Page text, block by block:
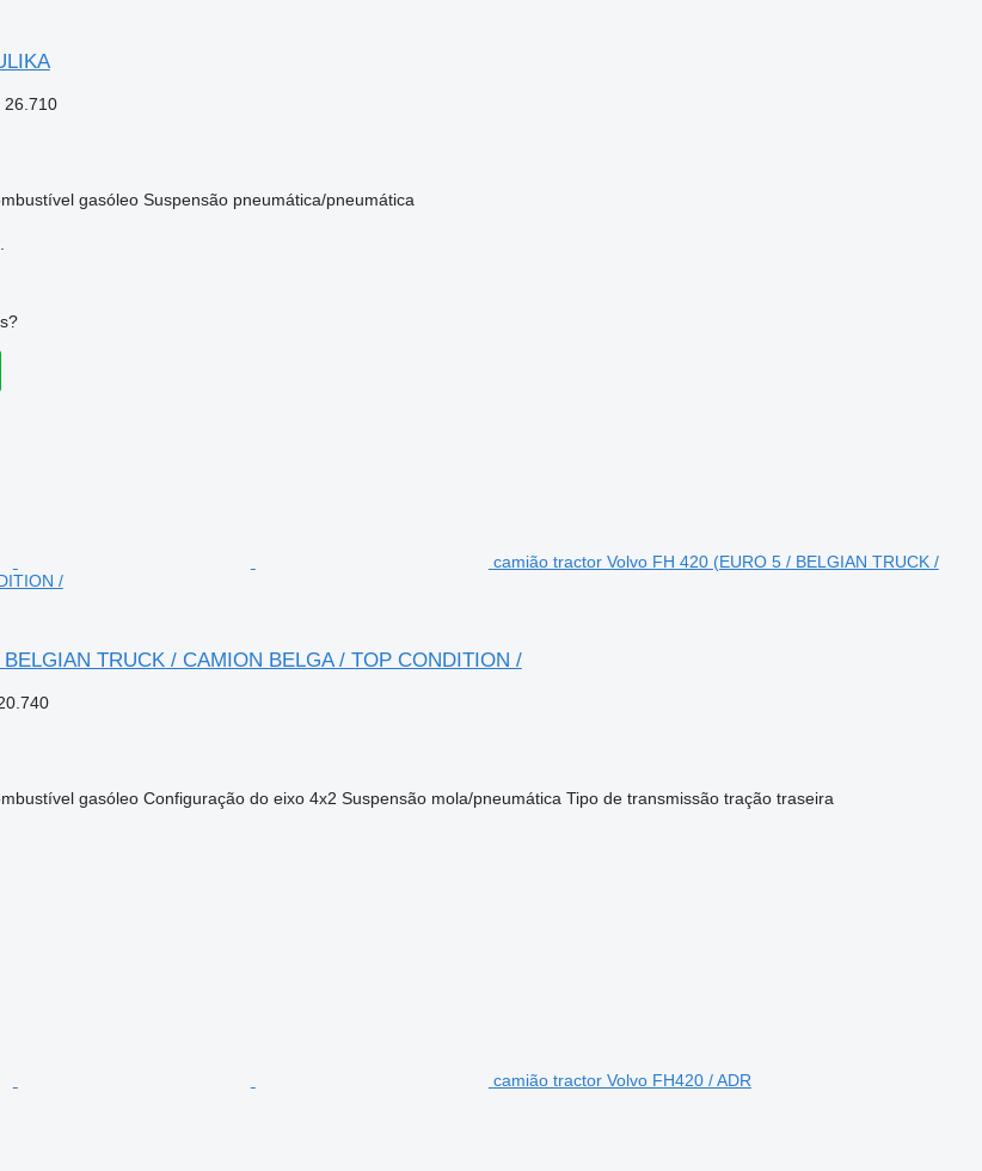
26.710
gasóleo Suspensão pneumática/pneumática
camião tractor Volvo FH 420 (EURO 5 / BELGIAN TRUCK /
/
TRUCK / CAMION BELGA / TOP CONDITION /
gasóleo Configuração do eixo 4x2 Suspensão mola/pneumática Tipo de transmissão tração traseira
camião tractor Volvo FH420 / ADR